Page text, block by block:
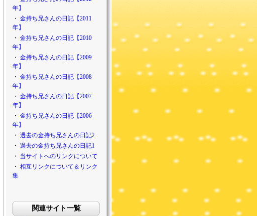
年】
・ 金持ち兄さんの日記【2011
年】
・ 金持ち兄さんの日記【2010
年】
・ 金持ち兄さんの日記【2009
年】
・ 金持ち兄さんの日記【2008
年】
・ 金持ち兄さんの日記【2007
年】
・ 金持ち兄さんの日記【2006
年】
・ 過去の金持ち兄さんの日記2
・ 過去の金持ち兄さんの日記1
・ 当サイトへのリンクについて
・ 相互リンクについて＆リンク
集
関連サイト一覧